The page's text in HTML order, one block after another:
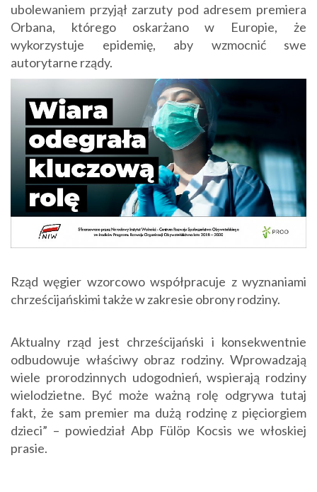
ubolewaniem przyjął zarzuty pod adresem premiera
Orbana, którego oskarżano w Europie, że
wykorzystuje epidemię, aby wzmocnić swe
autorytarne rządy.
Rząd węgier wzorcowo współpracuje z wyznaniami
chrześcijańskimi także w zakresie obrony rodziny.
Aktualny rząd jest chrześcijański i konsekwentnie
odbudowuje właściwy obraz rodziny. Wprowadzają
wiele prorodzinnych udogodnień, wspierają rodziny
wielodzietne. Być może ważną rolę odgrywa tutaj
fakt, że sam premier ma dużą rodzinę z pięciorgiem
dzieci” – powiedział Abp Fülöp Kocsis we włoskiej
prasie.